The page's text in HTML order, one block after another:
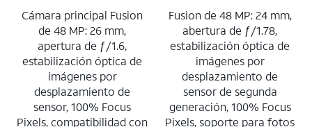
Cámara principal Fusion
de 48 MP: 26 mm,
apertura de ƒ/1.6,
estabilización óptica de
imágenes por
desplazamiento de
sensor, 100% Focus
Pixels, compatibilidad con
Fusion de 48 MP: 24 mm,
abertura de ƒ/1.78,
estabilización óptica de
imágenes por
desplazamiento de
sensor de segunda
generación, 100% Focus
Pixels, soporte para fotos